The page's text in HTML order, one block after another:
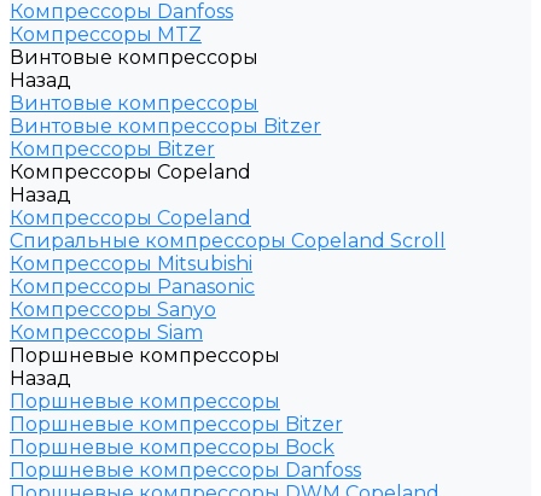
Компрессоры Danfoss
Компрессоры MTZ
Винтовые компрессоры
Назад
Винтовые компрессоры
Винтовые компрессоры Bitzer
Компрессоры Bitzer
Компрессоры Copeland
Назад
Компрессоры Copeland
Спиральные компрессоры Copeland Scroll
Компрессоры Mitsubishi
Компрессоры Panasonic
Компрессоры Sanyo
Компрессоры Siam
Поршневые компрессоры
Назад
Поршневые компрессоры
Поршневые компрессоры Bitzer
Поршневые компрессоры Bock
Поршневые компрессоры Danfoss